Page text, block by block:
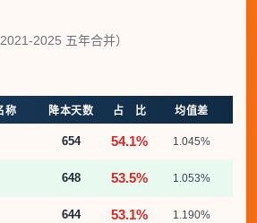
2021-2025 五年合并）
称 降本天数 占 比 均值差
654 54.1% 1.045%
648 53.5% 1.053%
644 53.1% 1.190%